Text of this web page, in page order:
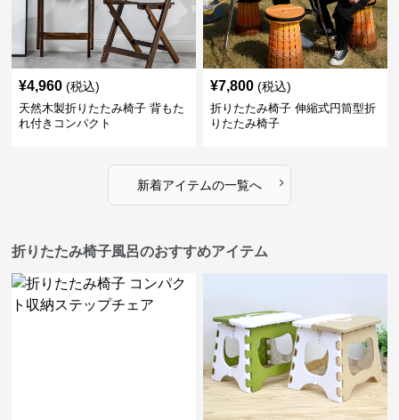
¥4,960 (税込)
天然木製折りたたみ椅子 背もた
れ付きコンパクト
¥7,800 (税込)
折りたたみ椅子 伸縮式円筒型折
りたたみ椅子
新着アイテムの一覧へ ›
折りたたみ椅子風呂のおすすめアイテム